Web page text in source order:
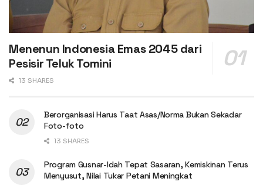
Menenun Indonesia Emas 2045 dari
Pesisir Teluk Tomini
13 SHARES
Berorganisasi Harus Taat Asas/Norma Bukan Sekadar
Foto-foto
13 SHARES
Program Gusnar-Idah Tepat Sasaran, Kemiskinan Terus
Menyusut, Nilai Tukar Petani Meningkat